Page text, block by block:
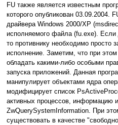
FU также является известным
которого опубликован 03.09.2004.
драйвера Windows 2000/XP
исполняемого файла (fu.exe). Если
то противнику необходимо просто
исполнение. Заметим, что при
обладать какими-либо особыми
запуска приложений. Данная
манипулирует объектами ядра
модифицирует список
активных процессов, информацию
ZwQuerySystemInformation. При
существовать в качестве